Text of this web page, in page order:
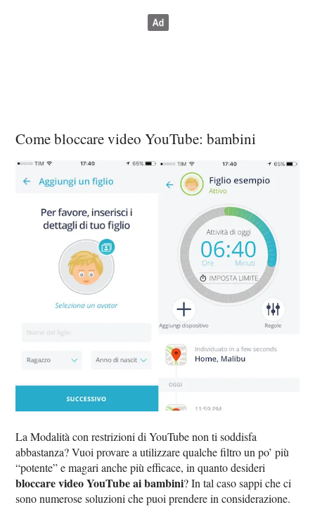
Come bloccare video YouTube: bambini
La Modalità con restrizioni di YouTube non ti soddisfa
abbastanza? Vuoi provare a utilizzare qualche filtro un po’ più
“potente” e magari anche più efficace, in quanto desideri
bloccare video YouTube ai bambini? In tal caso sappi che ci
sono numerose soluzioni che puoi prendere in considerazione.